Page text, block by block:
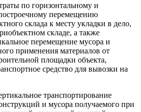
по горизонтальному и
перемещению
склада к месту укладки в дело,
складе, а также
перемещение мусора и
применения материалов от
площадки объекта,
средство для вывозки на
транспортирование
и мусора получаемого при